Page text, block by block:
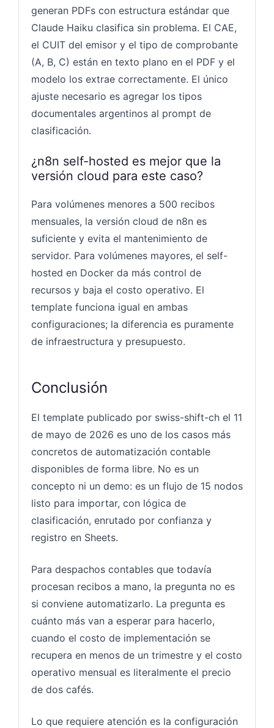
generan PDFs con estructura estándar que
Claude Haiku clasifica sin problema. El CAE,
el CUIT del emisor y el tipo de comprobante
(A, B, C) están en texto plano en el PDF y el
modelo los extrae correctamente. El único
ajuste necesario es agregar los tipos
documentales argentinos al prompt de
clasificación.
¿n8n self-hosted es mejor que la
versión cloud para este caso?
Para volúmenes menores a 500 recibos
mensuales, la versión cloud de n8n es
suficiente y evita el mantenimiento de
servidor. Para volúmenes mayores, el self-
hosted en Docker da más control de
recursos y baja el costo operativo. El
template funciona igual en ambas
configuraciones; la diferencia es puramente
de infraestructura y presupuesto.
Conclusión
El template publicado por swiss-shift-ch el 11
de mayo de 2026 es uno de los casos más
concretos de automatización contable
disponibles de forma libre. No es un
concepto ni un demo: es un flujo de 15 nodos
listo para importar, con lógica de
clasificación, enrutado por confianza y
registro en Sheets.
Para despachos contables que todavía
procesan recibos a mano, la pregunta no es
si conviene automatizarlo. La pregunta es
cuánto más van a esperar para hacerlo,
cuando el costo de implementación se
recupera en menos de un trimestre y el costo
operativo mensual es literalmente el precio
de dos cafés.
Lo que requiere atención es la configuración